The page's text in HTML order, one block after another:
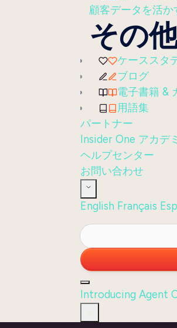
顧客データを活か
その
ケーススタ
ブログ
電子書籍 &
用語集
パートナー
Insider One アカデ
ヘルプセンター
お問い合わせ
English Français
Introducing Agent